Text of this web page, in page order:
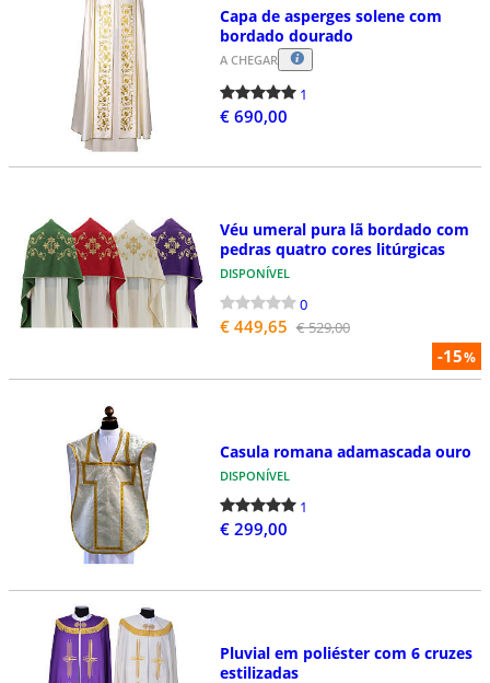
Capa de asperges solene com
bordado dourado
A CHEGAR
1
€ 690,00
-15%
Véu umeral pura lã bordado com
pedras quatro cores litúrgicas
DISPONÍVEL
0
€ 449,65 € 529,00
Casula romana adamascada ouro
DISPONÍVEL
1
€ 299,00
Pluvial em poliéster com 6 cruzes
estilizadas